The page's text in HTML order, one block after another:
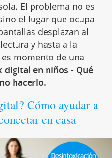
El problema no es
el lugar que ocupa
desplazan al
y hasta a la
momento de una
digital en niños - Qué
hacerlo.
Cómo ayudar a
en casa